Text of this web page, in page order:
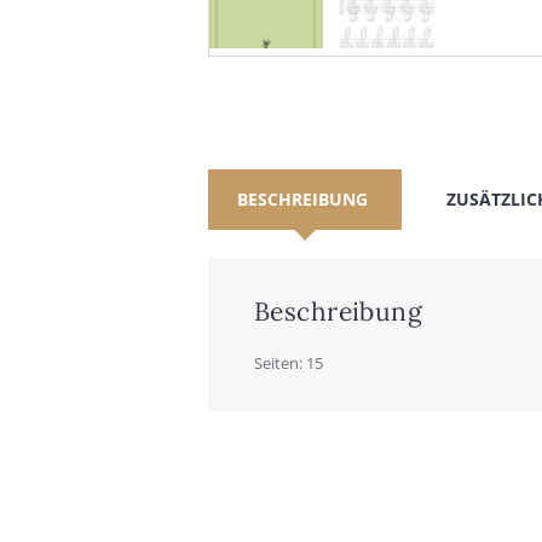
BESCHREIBUNG
Beschreibung
Sei­ten: 15